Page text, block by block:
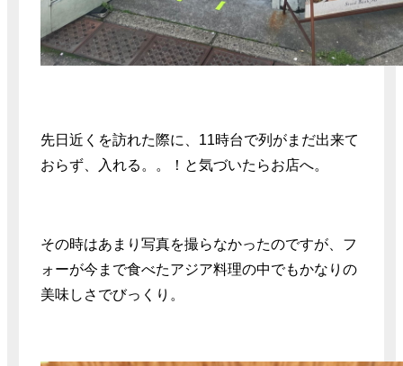
先日近くを訪れた際に、11時台で列がまだ出来て
おらず、入れる。。！と気づいたらお店へ。
その時はあまり写真を撮らなかったのですが、フ
ォーが今まで食べたアジア料理の中でもかなりの
美味しさでびっくり。